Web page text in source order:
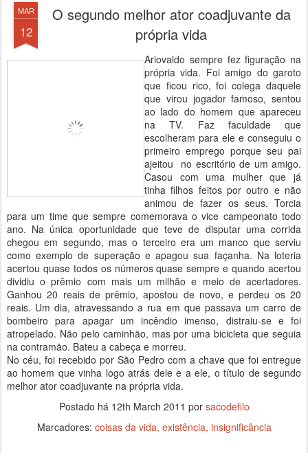
MAR
12
O segundo melhor ator coadjuvante da
própria vida
Ariovaldo sempre fez figuração na
própria vida. Foi amigo do garoto
que ficou rico, foi colega daquele
que virou jogador famoso, sentou
ao lado do homem que apareceu
na TV. Faz faculdade que
escolheram para ele e conseguiu o
primeiro emprego porque seu pai
ajeitou no escritório de um amigo.
Casou com uma mulher que já
tinha filhos feitos por outro e não
animou de fazer os seus. Torcia
para um time que sempre comemorava o vice campeonato todo
ano. Na única oportunidade que teve de disputar uma corrida
chegou em segundo, mas o terceiro era um manco que serviu
como exemplo de superação e apagou sua façanha. Na loteria
acertou quase todos os números quase sempre e quando acertou
dividiu o prêmio com mais um milhão e meio de acertadores.
Ganhou 20 reais de prêmio, apostou de novo, e perdeu os 20
reais. Um dia, atravessando a rua em que passava um carro de
bombeiro para apagar um incêndio imenso, distraiu-se e foi
atropelado. Não pelo caminhão, mas por uma bicicleta que seguia
na contramão. Bateu a cabeça e morreu.
No céu, foi recebido por São Pedro com a chave que foi entregue
ao homem que vinha logo atrás dele e a ele, o título de segundo
melhor ator coadjuvante na própria vida.
Postado há 12th March 2011 por sacodefilo
Marcadores: coisas da vida existência insignificância